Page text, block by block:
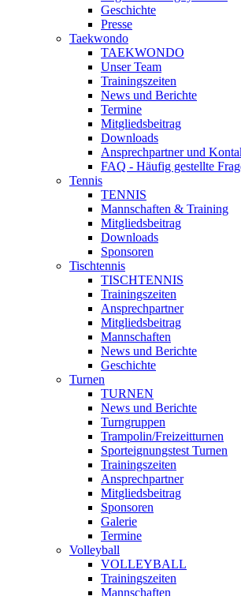
Geschichte
Presse
Taekwondo
TAEKWONDO
Unser Team
Trainingszeiten
News und Berichte
Termine
Mitgliedsbeitrag
Downloads
Ansprechpartner und
FAQ - Häufig gestellte
Tennis
TENNIS
Mannschaften & Training
Mitgliedsbeitrag
Downloads
Sponsoren
Tischtennis
TISCHTENNIS
Trainingszeiten
Ansprechpartner
Mitgliedsbeitrag
Mannschaften
News und Berichte
Geschichte
Turnen
TURNEN
News und Berichte
Turngruppen
Trampolin/Freizeitturnen
Sporteignungstest Turnen
Trainingszeiten
Ansprechpartner
Mitgliedsbeitrag
Sponsoren
Galerie
Termine
Volleyball
VOLLEYBALL
Trainingszeiten
Mannschaften